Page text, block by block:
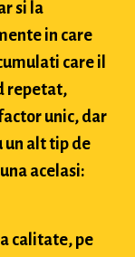
si la
in care
care il
repetat,
unic, dar
un alt tip de
acelasi:
calitate, pe